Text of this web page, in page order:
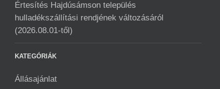
Értesítés Hajdúsámson település
hulladékszállítási rendjének változásáról
(2026.08.01-től)
KATEGÓRIÁK
Állásajánlat